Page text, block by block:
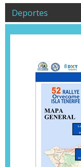
Deportes